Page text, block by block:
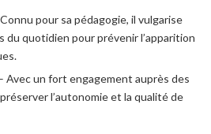
pour sa pédagogie, il vulgarise
quotidien pour prévenir l’apparition
Avec un fort engagement auprès des
l’autonomie et la qualité de